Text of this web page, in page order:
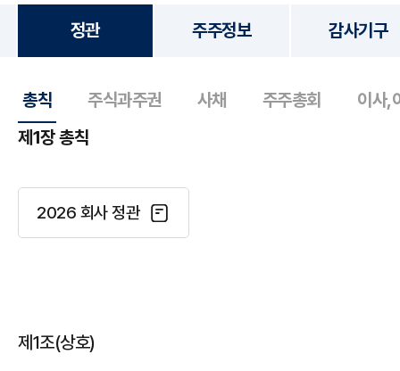
정관 주주정보 감사기구
총칙 주식과주권 사채 주주총회
이사,
제1장 총칙
2026 회사 정관
제1조(상호)